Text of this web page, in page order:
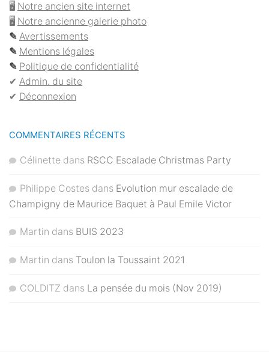
🖥 Notre ancien site internet
🖥 Notre ancienne galerie photo
✎ Avertissements
✎ Mentions légales
✎ Politique de confidentialité
✔︎ Admin. du site
✔︎ Déconnexion
COMMENTAIRES RÉCENTS
Célinette dans RSCC Escalade Christmas Party
Philippe Costes dans Evolution mur escalade de
Champigny de Maurice Baquet à Paul Emile Victor
Martin dans BUIS 2023
Martin dans Toulon la Toussaint 2021
COLDITZ dans La pensée du mois (Nov 2019)